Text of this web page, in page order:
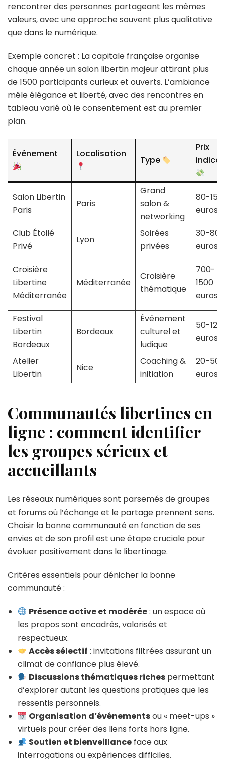
rencontrer des personnes partageant les mêmes
valeurs, avec une approche souvent plus qualitative
que dans le numérique.
Exemple concret : La capitale française organise
chaque année un salon libertin majeur attirant plus
de 1500 participants curieux et ouverts. L’ambiance
mêle élégance et liberté, avec des rencontres en
tableau varié où le consentement est au premier
plan.
Événement Localisation
Type
Prix
Salon Libertin
Paris
Paris
Grand
salon &
networking
80-150
euros
Club Étoilé
Privé
Lyon
Soirées
privées
30-80
euros
Croisière
Libertine
Méditerranée
Méditerranée
Croisière
thématique
700-
1500
euros
Festival
Libertin
Bordeaux
Bordeaux
Événement
culturel et
ludique
50-120
euros
Atelier
Libertin
Nice
Coaching &
initiation
20-50
euros
Communautés libertines en
ligne : comment identifier
les groupes sérieux et
accueillants
Les réseaux numériques sont parsemés de groupes
et forums où l’échange et le partage prennent sens.
Choisir la bonne communauté en fonction de ses
envies et de son profil est une étape cruciale pour
évoluer positivement dans le libertinage.
Critères essentiels pour dénicher la bonne
communauté :
Présence active et modérée: un espace où
les propos sont encadrés, valorisés et
respectueux.
Accès sélectif : invitations filtrées assurant un
climat de confiance plus élevé.
Discussions thématiques riches permettant
d’explorer autant les questions pratiques que les
ressentis personnels.
Organisation d’événementsou « meet-ups »
virtuels pour créer des liens forts hors ligne.
Soutien et bienveillance face aux
interrogations ou expériences difficiles.